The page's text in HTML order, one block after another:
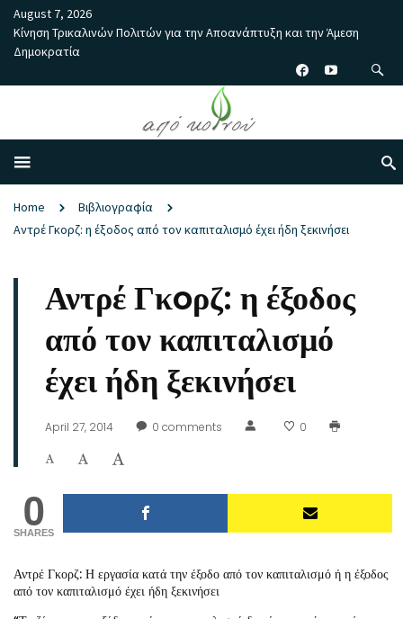
August 7, 2026
Κίνηση Τρικαλινών Πολιτών για την Αποανάπτυξη και την Άμεση
Δημοκρατία
Home
Βιβλιογραφία
Αντρέ Γκoρζ: η έξοδος από τον καπιταλισμό έχει ήδη ξεκινήσει
Αντρέ Γκoρζ: η έξοδος
από τον καπιταλισμό
έχει ήδη ξεκινήσει
April 27, 2014 0 comments 0
0
SHARES
Αντρέ Γκορζ: Η εργασία κατά την έξοδο από τον καπιταλισμό ή η έξοδος
από τον καπιταλισμό έχει ήδη ξεκινήσει